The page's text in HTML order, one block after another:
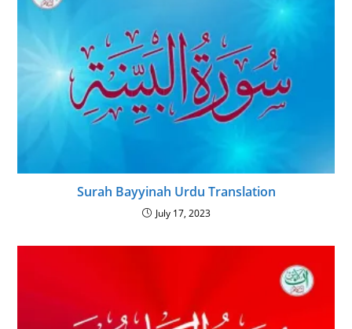
Surah Bayyinah Urdu Translation
July 17, 2023